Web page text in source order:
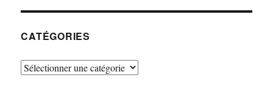
CATÉGORIES
Catégories